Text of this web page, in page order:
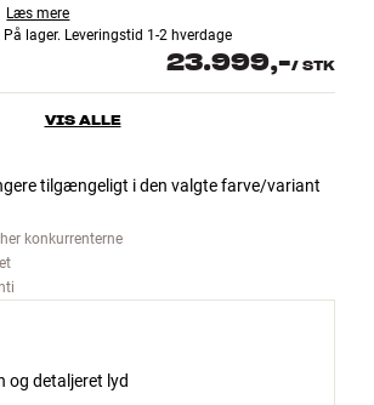
Læs mere
På lager. Leveringstid 1-2 hverdage
23.999,-/ STK
VIS ALLE
tilgængeligt i den valgte farve/variant
konkurrenterne
og detaljeret lyd